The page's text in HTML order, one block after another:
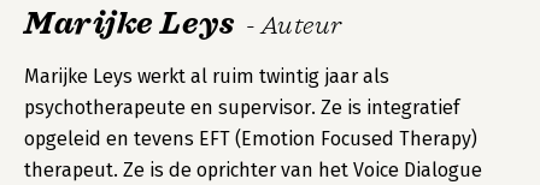
Marijke Leys - Auteur
Marijke Leys werkt al ruim twintig jaar als
psychotherapeute en supervisor. Ze is integratief
opgeleid en tevens EFT (Emotion Focused Therapy)
therapeut. Ze is de oprichter van het Voice Dialogue